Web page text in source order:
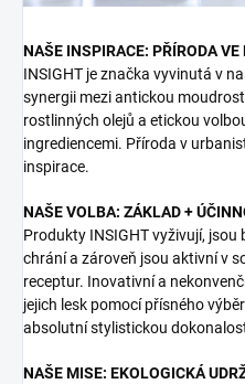
NAŠE INSPIRACE: PŘÍRODA VE
INSIGHT je značka vyvinutá v
synergii mezi antickou
rostlinných olejů a etickou
ingrediencemi. Příroda v
inspirace.
NAŠE VOLBA: ZÁKLAD +
Produkty INSIGHT vyživují, jsou
chrání a zároveň jsou aktivní v
receptur. Inovativní a
jejich lesk pomocí přísného
absolutní stylistickou
NAŠE MISE: EKOLOGICKÁ